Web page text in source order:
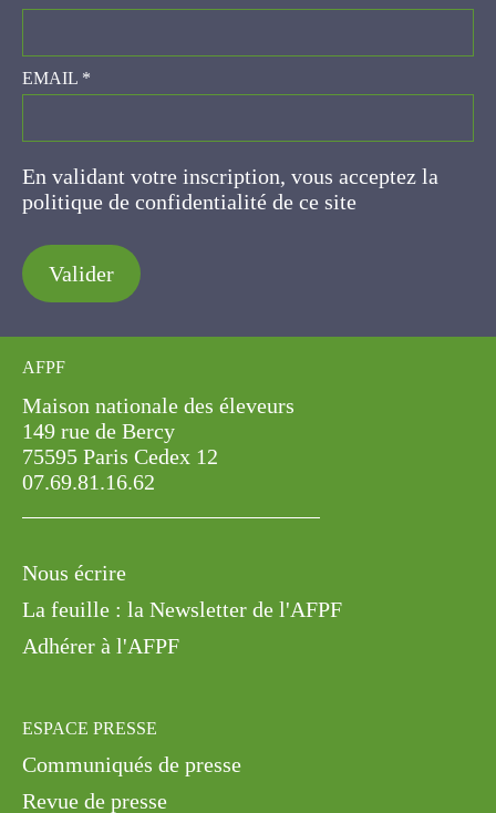
EMAIL*
En validant votre inscription, vous acceptez la
politique de confidentialité de ce site
Valider
AFPF
Maison nationale des éleveurs
149 rue de Bercy
75595 Paris Cedex 12
07.69.81.16.62
Nous écrire
La feuille : la Newsletter de l'AFPF
Adhérer à l'AFPF
ESPACE PRESSE
Communiqués de presse
Revue de presse